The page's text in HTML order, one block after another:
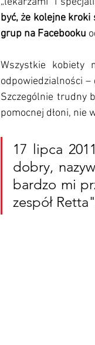
być, że kolejne kroki
grup na Facebooku
Wszystkie kobiety
odpowiedzialności
Szczególnie trudny
pomocnej dłoni, nie
17 lipca
dobry,
bardzo mi
zespół